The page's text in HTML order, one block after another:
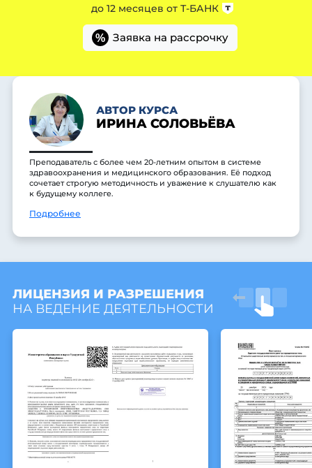
до 12 месяцев от Т-БАНК
% Заявка на рассрочку
АВТОР КУРСА
ИРИНА СОЛОВЬЁВА
Преподаватель с более чем 20-летним опытом в системе
здравоохранения и медицинского образования. Её подход
сочетает строгую методичность и уважение к слушателю как
к будущему коллеге.
Подробнее
ЛИЦЕНЗИЯ И РАЗРЕШЕНИЯ
НА ВЕДЕНИЕ ДЕЯТЕЛЬНОСТИ